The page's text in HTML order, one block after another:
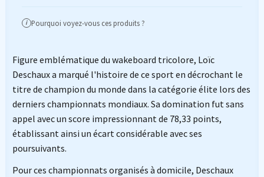
i Pourquoi voyez-vous ces produits ?
Figure emblématique du wakeboard tricolore, Loïc
Deschaux a marqué l'histoire de ce sport en décrochant le
titre de champion du monde dans la catégorie élite lors des
derniers championnats mondiaux. Sa domination fut sans
appel avec un score impressionnant de 78,33 points,
établissant ainsi un écart considérable avec ses
poursuivants.
Pour ces championnats organisés à domicile, Deschaux